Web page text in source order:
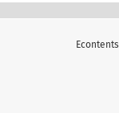
Econtents